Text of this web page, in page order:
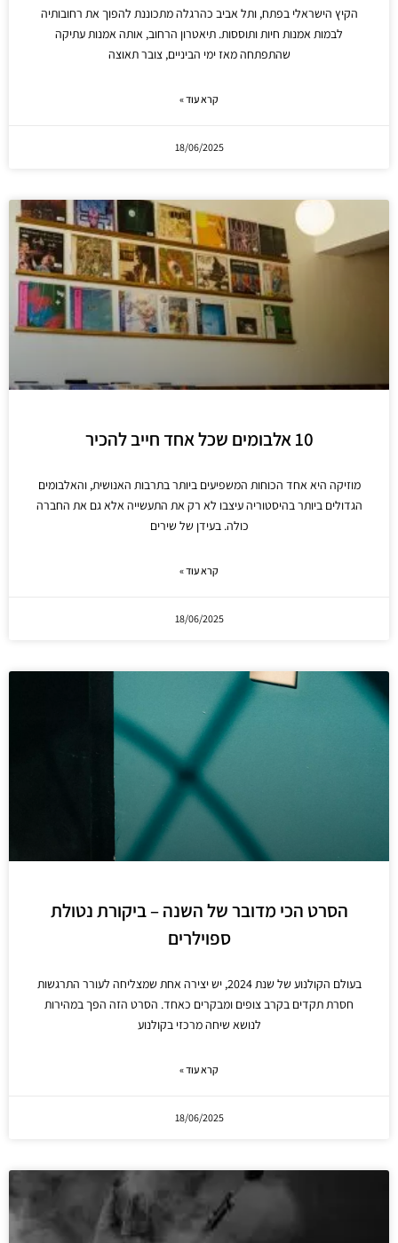
הקיץ הישראלי בפתח, ותל אביב כהרגלה מתכוננת להפוך את רחובותיה
לבמות אמנות חיות ותוססות. תיאטרון הרחוב, אותה אמנות עתיקה
שהתפתחה מאז ימי הביניים, צובר תאוצה
קרא עוד »
18/06/2025
10 אלבומים שכל אחד חייב להכיר
מוזיקה היא אחד הכוחות המשפיעים ביותר בתרבות האנושית, והאלבומים
הגדולים ביותר בהיסטוריה עיצבו לא רק את התעשייה אלא גם את החברה
כולה. בעידן של שירים
קרא עוד »
18/06/2025
הסרט הכי מדובר של השנה – ביקורת נטולת
ספוילרים
בעולם הקולנוע של שנת 2024, יש יצירה אחת שמצליחה לעורר התרגשות
חסרת תקדים בקרב צופים ומבקרים כאחד. הסרט הזה הפך במהירות
לנושא שיחה מרכזי בקולנוע
קרא עוד »
18/06/2025